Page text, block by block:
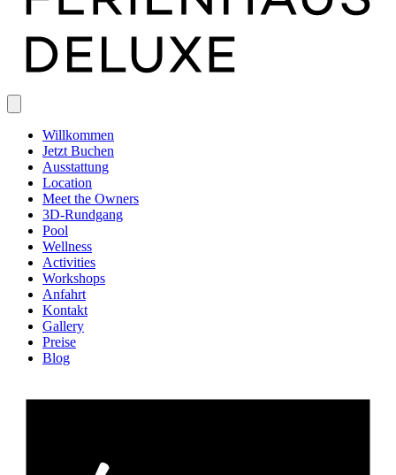
Willkommen
Jetzt Buchen
Ausstattung
Location
Meet the Owners
3D-Rundgang
Pool
Wellness
Activities
Workshops
Anfahrt
Kontakt
Gallery
Preise
Blog